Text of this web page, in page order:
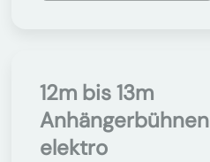
12m bis 13m
Anhängerbühnen
elektro